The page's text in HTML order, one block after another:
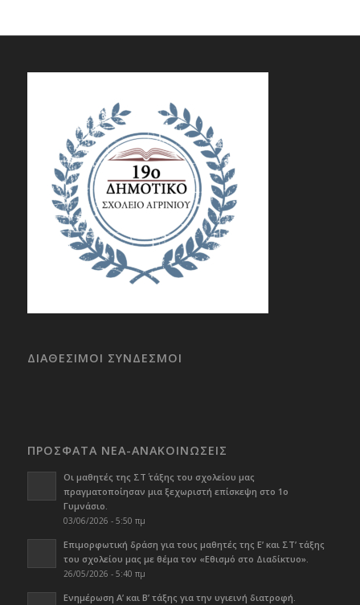
ΔΙΑΘΕΣΙΜΟΙ ΣΥΝΔΕΣΜΟΙ
ΠΡΟΣΦΑΤΑ ΝΕΑ-ΑΝΑΚΟΙΝΩΣΕΙΣ
Οι μαθητές της ΣΤ΄ τάξης του σχολείου μας
πραγματοποίησαν μια ξεχωριστή επίσκεψη στο 1ο
Γυμνάσιο.
03/06/2026 - 5:50 πμ
Επιμορφωτική δράση για τους μαθητές της Ε’ και ΣΤ’ τάξης
του σχολείου μας με θέμα τον «Εθισμό στο Διαδίκτυο».
26/05/2026 - 5:40 πμ
Ενημέρωση Α’ και Β’ τάξης για την υγιεινή διατροφή.